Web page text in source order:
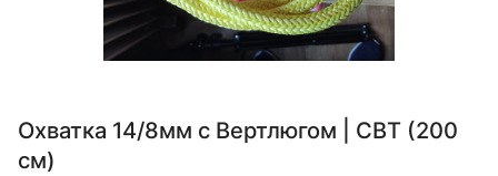
Охватка 14/8мм с Вертлюгом | СВТ (200
см)